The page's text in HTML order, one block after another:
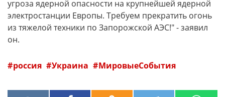
угроза ядерной опасности на крупнейшей ядерной
электростанции Европы. Требуем прекратить огонь
из тяжелой техники по Запорожской АЭС!" - заявил
он.
россия Украина МировыеСобытия